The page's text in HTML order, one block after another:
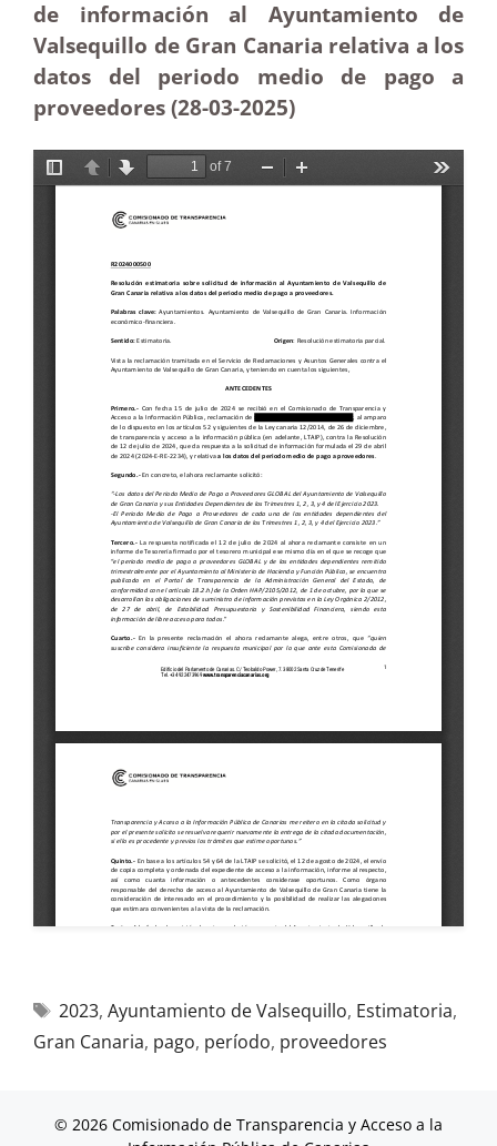
de información al Ayuntamiento de
Valsequillo de Gran Canaria relativa a los
datos del periodo medio de pago a
proveedores (28-03-2025)
2023, Ayuntamiento de Valsequillo, Estimatoria,
Gran Canaria, pago, período, proveedores
© 2026 Comisionado de Transparencia y Acceso a la